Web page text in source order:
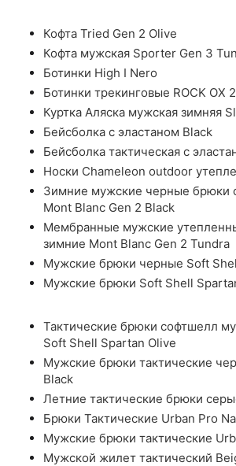
Кофта Tried Gen 2 Olive
Кофта мужская Sporter Gen 3
Ботинки High I Nero
Ботинки трекинговые ROCK OX
Куртка Аляска мужская зимняя
Бейсболка с эластаном Black
Бейсболка тактическая с
Носки Chameleon outdoor
Зимние мужские черные брюки
Mont Blanc Gen 2 Black
Мембранные мужские
зимние Mont Blanc Gen 2 Tundra
Мужские брюки черные Soft
Мужские брюки Soft Shell
Тактические брюки софтшелл
Soft Shell Spartan Olive
Мужские брюки тактические
Black
Летние тактические брюки
Брюки Тактические Urban Pro
Мужские брюки тактические
Мужской жилет тактический